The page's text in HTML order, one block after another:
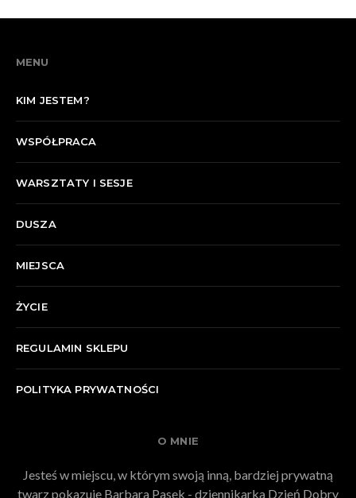
MENU
KIM JESTEM?
WSPÓŁPRACA
WARSZTATY I SESJE
DUSZA
MIEJSCA
ŻYCIE
REGULAMIN SKLEPU
POLITYKA PRYWATNOŚCI
O MNIE
Jesteś w miejscu, w którym swoją inną, bardziej prywatną
twarz pokazuje Barbara Pasek - dziennikarka Dzień Dobry